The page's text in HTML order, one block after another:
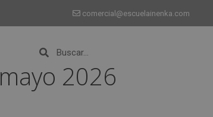
comercial@escuelainenka.com
mayo 2026